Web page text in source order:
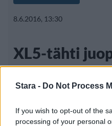
Stara - Do Not Process
If you wish to opt-out of the
processing of your personal
8.6.2016, 13:30
XL5-tähti